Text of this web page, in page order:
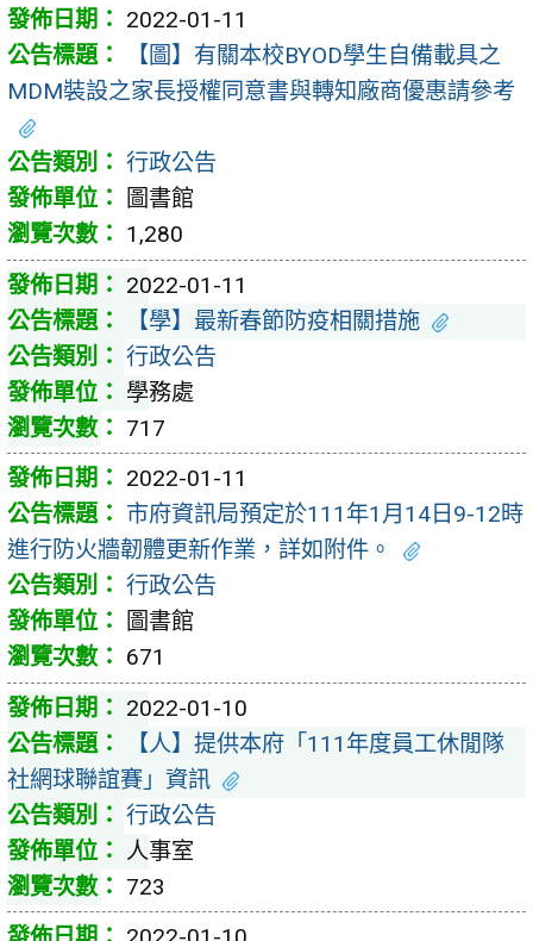
2022-01-11
【圖】有關本校BYOD學生自備載具之
MDM裝設之家長授權同意書與轉知廠商優惠請參考
行政公告
圖書館
1,280
2022-01-11
【學】最新春節防疫相關措施
行政公告
學務處
717
2022-01-11
市府資訊局預定於111年1月14日9-12時
進行防火牆韌體更新作業，詳如附件。
行政公告
圖書館
671
2022-01-10
【人】提供本府「111年度員工休閒隊
社網球聯誼賽」資訊
行政公告
人事室
723